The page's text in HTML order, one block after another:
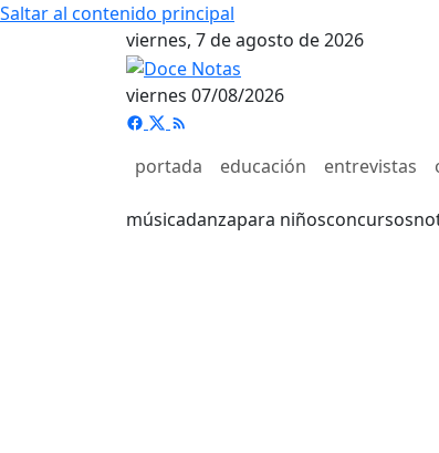
Saltar al contenido principal
viernes, 7 de agosto de 2026
viernes 07/08/2026
portada educación entrevistas
músicadanzapara niñosconcursos